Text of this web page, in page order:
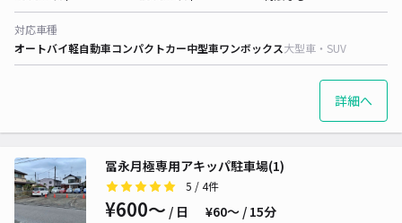
対応車種
オートバイ軽自動車コンパクトカー中型車ワンボックス大型車・SUV
詳細へ
冨永月極専用アキッパ駐車場(1)
5 / 4件
¥600〜 / 日 ¥60〜 / 15分